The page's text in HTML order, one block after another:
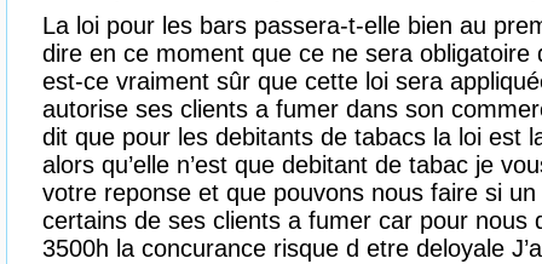
La loi pour les bars passera-t-elle bien au
dire en ce moment que ce ne sera obligatoire
est-ce vraiment sûr que cette loi sera
autorise ses clients a fumer dans son
dit que pour les debitants de tabacs la loi est
alors qu’elle n’est que debitant de tabac je
votre reponse et que pouvons nous faire si
certains de ses clients a fumer car pour nous
3500h la concurance risque d etre deloyale